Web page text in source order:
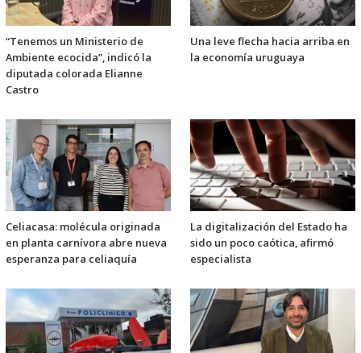
“Tenemos un Ministerio de
Ambiente ecocida”, indicó la
diputada colorada Elianne
Castro
Una leve flecha hacia arriba en
la economía uruguaya
Celiacasa: molécula originada
en planta carnívora abre nueva
esperanza para celiaquía
La digitalización del Estado ha
sido un poco caótica, afirmó
especialista